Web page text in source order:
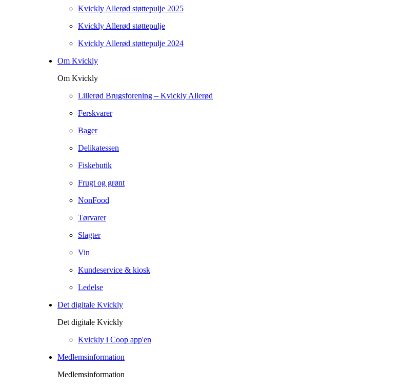
Kvickly Allerød støttepulje 2025
Kvickly Allerød støttepulje
Kvickly Allerød støttepulje 2024
Om Kvickly
Om Kvickly
Lillerød Brugsforening – Kvickly Allerød
Ferskvarer
Bager
Delikatessen
Fiskebutik
Frugt og grønt
NonFood
Tørvarer
Slagter
Vin
Kundeservice & kiosk
Ledelse
Det digitale Kvickly
Det digitale Kvickly
Kvickly i Coop app'en
Medlemsinformation
Medlemsinformation